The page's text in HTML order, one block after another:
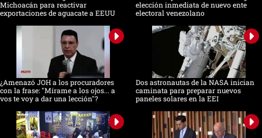
Michoacán para reactivar
exportaciones de aguacate a EEUU
elección inmediata de nuevo ente
electoral venezolano
¿Amenazó JOH a los procuradores
con la frase: "Mírame a los ojos... a
vos te voy a dar una lección"?
Dos astronautas de la NASA inician
caminata para preparar nuevos
paneles solares en la EEI